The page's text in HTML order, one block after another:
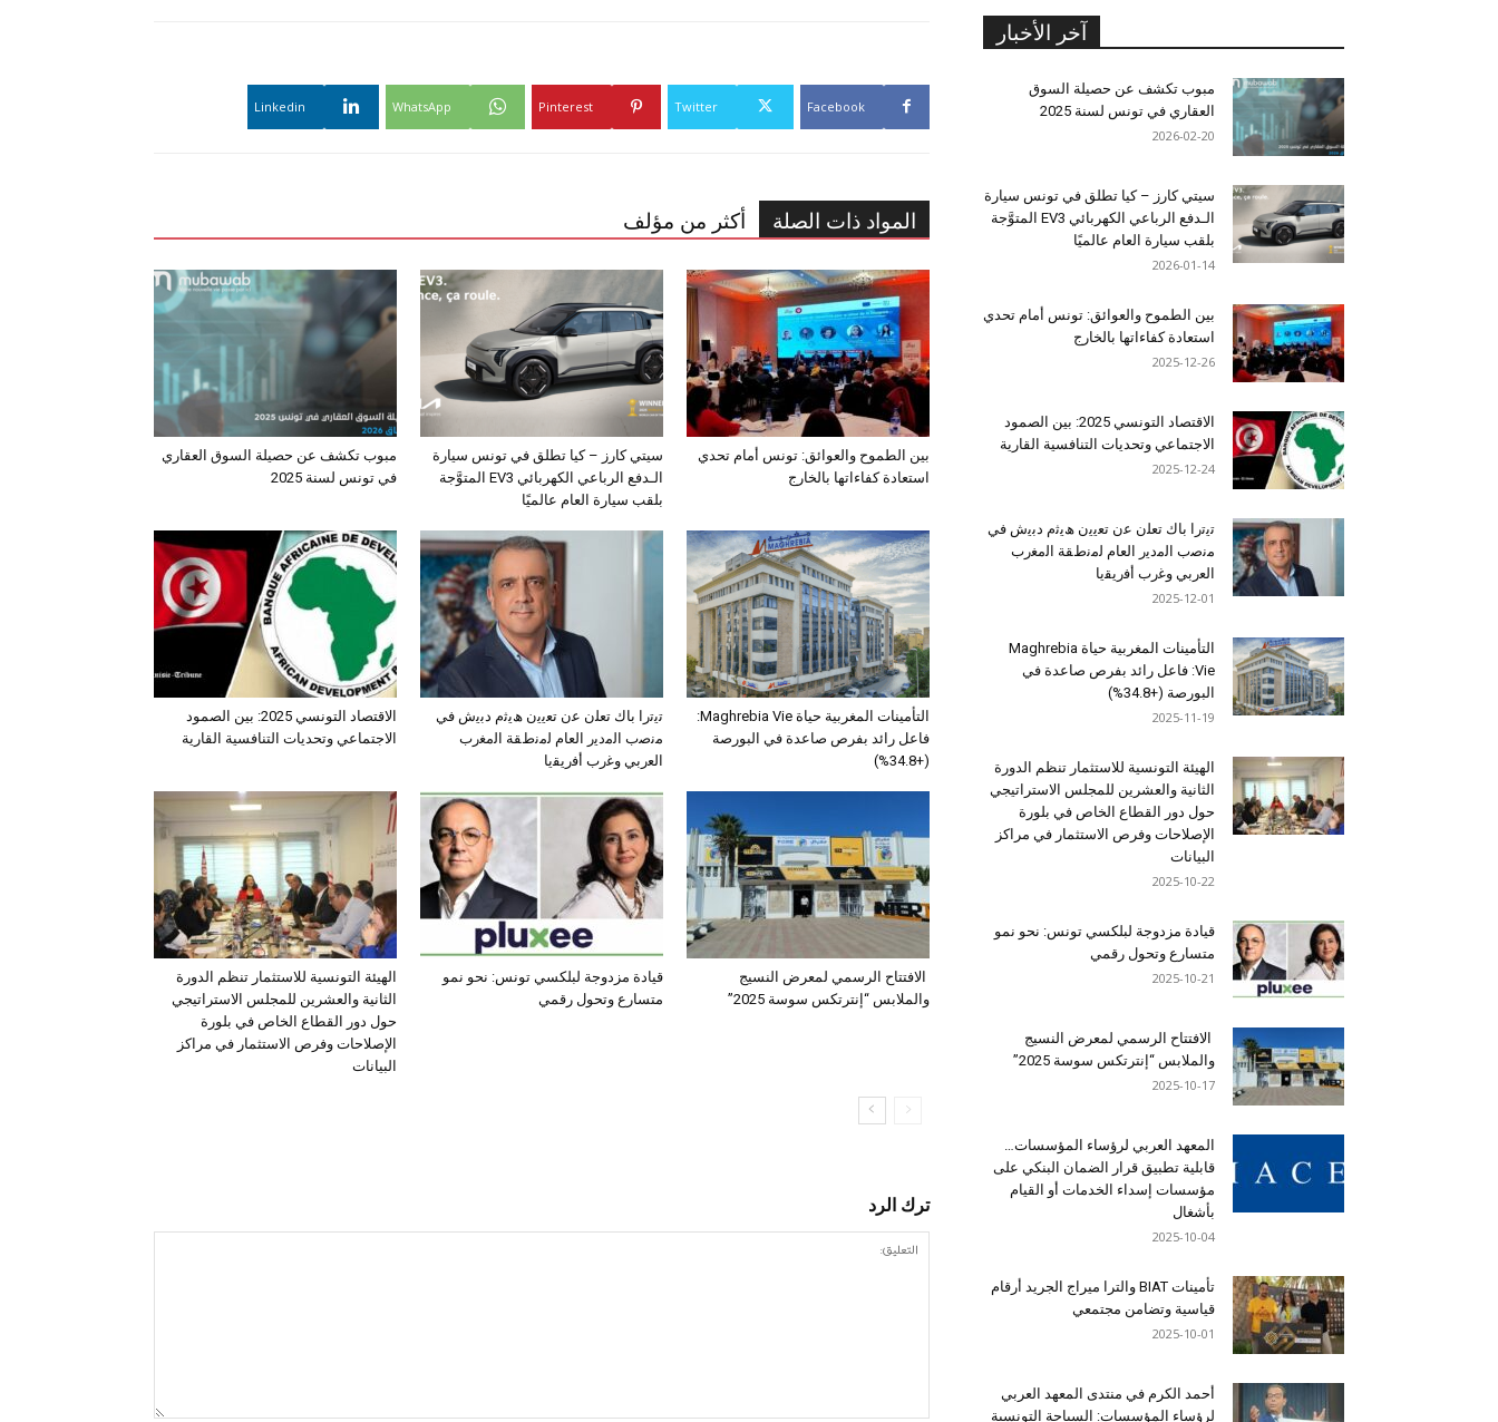
Facebook
Twitter
Pinterest
WhatsApp
Linkedin
المواد ذات الصلة أكثر من مؤلف
مبوب تكشف عن حصيلة السوق العقاري
في تونس لسنة 2025
سيتي كارز – كيا تطلق في تونس سيارة
الـدفع الرباعي الكهربائي EV3 المتوَّجة
بلقب سيارة العام عالميًا
بين الطموح والعوائق: تونس أمام تحدي
استعادة كفاءاتها بالخارج
الاقتصاد التونسي 2025: بين الصمود
الاجتماعي وتحديات التنافسية القارية
ﺗﯾﺗرا ﺑﺎك ﺗﻌﻠن ﻋن ﺗﻌﯾﯾن ھﯾﺛم دﺑﯾش ﻓﻲ
ﻣﻧﺻب اﻟﻣدﯾر اﻟﻌﺎم ﻟﻣﻧطﻘﺔ اﻟﻣﻐرب
اﻟﻌرﺑﻲ وﻏرب أﻓرﯾﻘﯾﺎ
التأمينات المغربية حياة Maghrebia Vie:
فاعل رائد بفرص صاعدة في البورصة
(+34.8%)
الهيئة التونسية للاستثمار تنظم الدورة
الثانية والعشرين للمجلس الاستراتيجي
حول دور القطاع الخاص في بلورة
الإصلاحات وفرص الاستثمار في مراكز
البيانات
قيادة مزدوجة لبلكسي تونس: نحو نمو
متسارع وتحول رقمي
الافتتاح الرسمي لمعرض النسيج
والملابس “إنترتكس سوسة 2025”
ترك الرد
آخر الأخبار
مبوب تكشف عن حصيلة السوق
العقاري في تونس لسنة 2025
2026-02-20
سيتي كارز – كيا تطلق في تونس سيارة
الـدفع الرباعي الكهربائي EV3 المتوَّجة
بلقب سيارة العام عالميًا
2026-01-14
بين الطموح والعوائق: تونس أمام تحدي
استعادة كفاءاتها بالخارج
2025-12-26
الاقتصاد التونسي 2025: بين الصمود
الاجتماعي وتحديات التنافسية القارية
2025-12-24
ﺗﯾﺗرا ﺑﺎك ﺗﻌﻠن ﻋن ﺗﻌﯾﯾن ھﯾﺛم دﺑﯾش ﻓﻲ
ﻣﻧﺻب اﻟﻣدﯾر اﻟﻌﺎم ﻟﻣﻧطﻘﺔ اﻟﻣﻐرب
اﻟﻌرﺑﻲ وﻏرب أﻓرﯾﻘﯾﺎ
2025-12-01
التأمينات المغربية حياة Maghrebia
Vie: فاعل رائد بفرص صاعدة في
البورصة (+34.8%)
2025-11-19
الهيئة التونسية للاستثمار تنظم الدورة
الثانية والعشرين للمجلس الاستراتيجي
حول دور القطاع الخاص في بلورة
الإصلاحات وفرص الاستثمار في مراكز
البيانات
2025-10-22
قيادة مزدوجة لبلكسي تونس: نحو نمو
متسارع وتحول رقمي
2025-10-21
الافتتاح الرسمي لمعرض النسيج
والملابس “إنترتكس سوسة 2025”
2025-10-17
المعهد العربي لرؤساء المؤسسات…
قابلية تطبيق قرار الضمان البنكي على
مؤسسات إسداء الخدمات أو القيام
بأشغال
2025-10-04
تأمينات BIAT والترا ميراج الجريد أرقام
قياسية وتضامن مجتمعي
2025-10-01
أحمد الكرم في منتدى المعهد العربي
لرؤساء المؤسسات: السياحة التونسية